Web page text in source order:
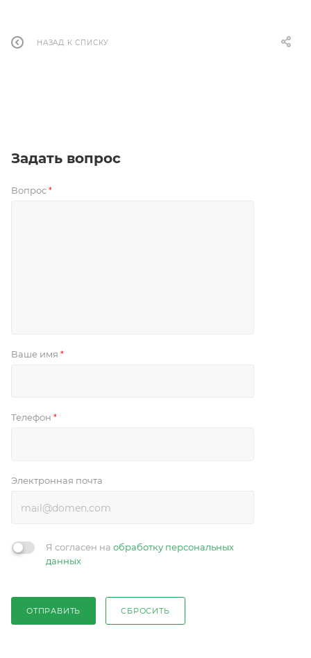
НАЗАД К СПИСКУ
Задать вопрос
Вопрос *
Ваше имя *
Телефон *
Электронная почта
Я согласен на обработку персональных
данных
ОТПРАВИТЬ СБРОСИТЬ